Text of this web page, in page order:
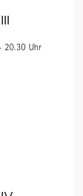
20.30 Uhr